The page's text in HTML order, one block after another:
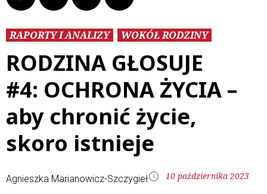
RAPORTY I ANALIZY WOKÓŁ RODZINY
RODZINA GŁOSUJE
#4: OCHRONA ŻYCIA –
aby chronić życie,
skoro istnieje
Agnieszka Marianowicz-Szczygieł 10 października 2023